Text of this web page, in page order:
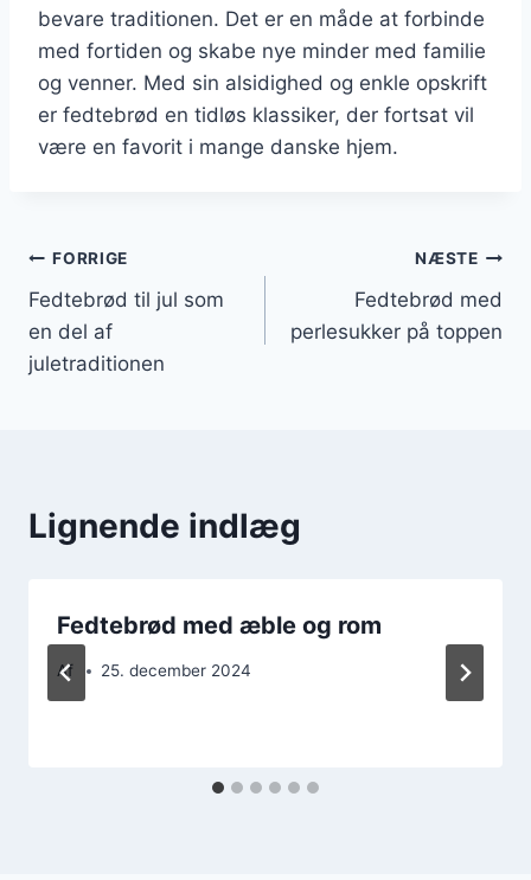
bevare traditionen. Det er en måde at forbinde
med fortiden og skabe nye minder med familie
og venner. Med sin alsidighed og enkle opskrift
er fedtebrød en tidløs klassiker, der fortsat vil
være en favorit i mange danske hjem.
Indlægsnavigation
FORRIGE
Fedtebrød til jul som
en del af
juletraditionen
NÆSTE
Fedtebrød med
perlesukker på toppen
Lignende indlæg
Fedtebrød med æble og rom
Af 25. december 2024